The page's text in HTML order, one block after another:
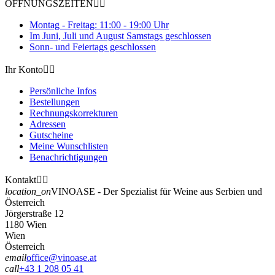
ÖFFNUNGSZEITEN 
Montag - Freitag: 11:00 - 19:00 Uhr
Im Juni, Juli und August Samstags geschlossen
Sonn- und Feiertags geschlossen
Ihr Konto 
Persönliche Infos
Bestellungen
Rechnungskorrekturen
Adressen
Gutscheine
Meine Wunschlisten
Benachrichtigungen
Kontakt 
location_onVINOASE - Der Spezialist für Weine aus Serbien und
Österreich
Jörgerstraße 12
1180 Wien
Wien
Österreich
emailoffice@vinoase.at
call+43 1 208 05 41